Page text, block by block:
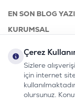
EN SON BLOG
KURUMSAL
bizi takip edin:
Instagram
Youtube
TiktokFacebook
Linkedin
www.evinemama.com
pati@evinemama.com
Çerez
Sizlere
için internet
olursunuz.